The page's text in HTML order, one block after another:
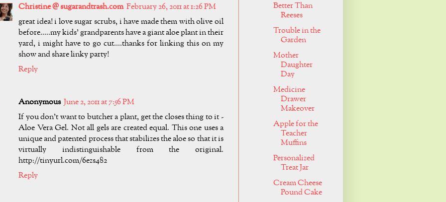
Christine @ sugarandtrash.com February 26, 2011 at 1:26 PM
great idea! i love sugar scrubs, i have made them with olive oil
before.....my kids' grandparents have a giant aloe plant in their
yard, i might have to go cut....thanks for linking this on my
show and share linky party!
Reply
Anonymous June 2, 2011 at 7:56 PM
If you don't want to butcher a plant, get the closes thing to it -
Aloe Vera Gel. Not all gels are created equal. This one uses a
unique and patented process that stabilizes the aloe so that it is
virtually indistinguishable from the original.
http://tinyurl.com/6ezs482
Reply
Better Than
Reeses
Trouble in the
Garden
Mother
Daughter
Day
Medicine
Drawer
Makeover
Apple for the
Teacher
Muffins
Personalized
Treat Jar
Cream Cheese
Pound Cake